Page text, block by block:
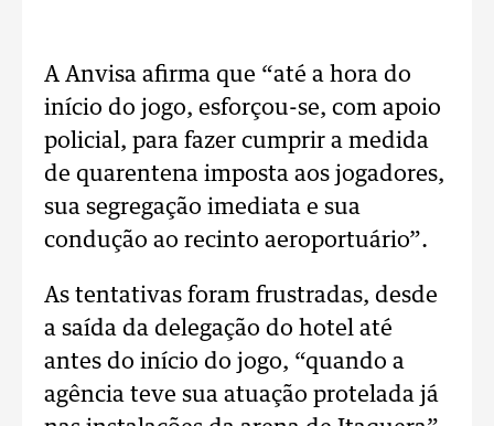
A Anvisa afirma que “até a hora do
início do jogo, esforçou-se, com apoio
policial, para fazer cumprir a medida
de quarentena imposta aos jogadores,
sua segregação imediata e sua
condução ao recinto aeroportuário”.
As tentativas foram frustradas, desde
a saída da delegação do hotel até
antes do início do jogo, “quando a
agência teve sua atuação protelada já